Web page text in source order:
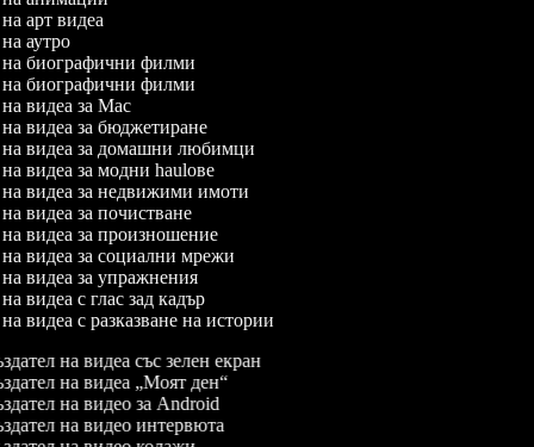
на арт видеа
на аутро
на биографични филми
на биографични филми
на видеа за Mac
на видеа за бюджетиране
на видеа за домашни любимци
на видеа за модни haulове
на видеа за недвижими имоти
на видеа за почистване
на видеа за произношение
на видеа за социални мрежи
на видеа за упражнения
на видеа с глас зад кадър
на видеа с разказване на истории
на видеа със зелен екран
на видеа „Моят ден“
на видео за Android
на видео интервюта